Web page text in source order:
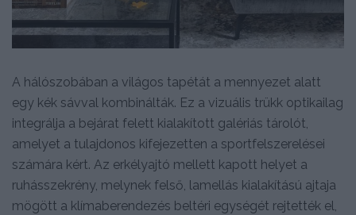
A hálószobában a világos tapétát a mennyezet alatt
egy kék sávval kombinálták. Ez a vizuális trükk optikailag
integrálja a bejárat felett kialakított galériás tárolót,
amelyet a tulajdonos kifejezetten a sportfelszerelései
számára kért. Az erkélyajtó mellett kapott helyet a
ruhásszekrény, melynek felső, lamellás kialakítású ajtaja
mögött a klímaberendezés beltéri egységét rejtették el,